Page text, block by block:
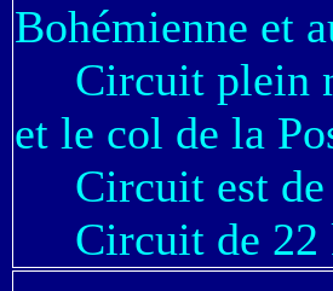
Bohémienne et
Circuit plein
et le col de la
Circuit est de
Circuit de 22